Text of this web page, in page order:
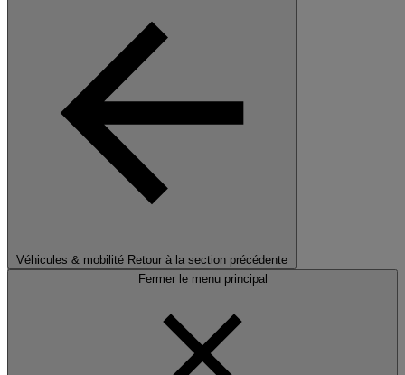
Véhicules & mobilité Retour à la section précédente
Fermer le menu principal